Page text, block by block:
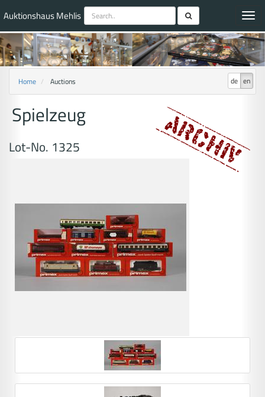
Auktionshaus Mehlis
de en
Home Auctions
Spielzeug
Lot-No. 1325